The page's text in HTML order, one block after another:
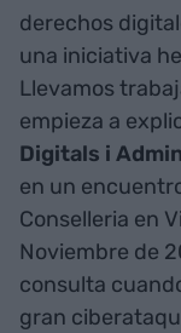
derechos
una iniciativa
Llevamos
empieza a
Digitals i
en un
Conselleria en
Noviembre de
consulta
gran